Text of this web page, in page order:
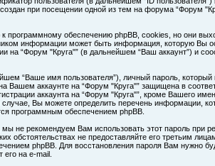
при посещении одной из тем на форума “Форум
обеспечению phpBB, cookies, но они
информации может быть информация, которую Вы
на “Форум "Круга"” (в дальнейшем “Ваш аккаунт”) и
“Ваше имя пользователя”), личный пароль,
аккаунте на “Форум "Круга"” защищена в
аккаунта на “Форум "Круга"”, кроме Вашего
Вы можете определить перечень информации,
программным обеспечением phpBB.
рекомендуем Вам использовать этот пароль при
обстоятельствах не предоставляйте его третьим
phpBB. Для восстановления пароля Вам нужно
на e-mail.